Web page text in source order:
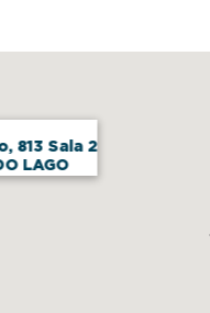
813 Sala 2
LAGO